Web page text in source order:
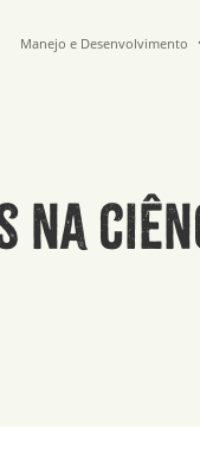
Manejo e Desenvolvimento
na